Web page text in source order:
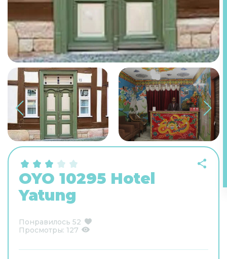
OYO 10295 Hotel
Yatung
Понравилось 52
Просмотры: 127